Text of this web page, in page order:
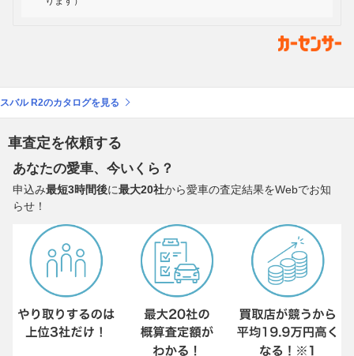
スバル R2のカタログを見る
車査定を依頼する
あなたの愛車、今いくら？
申込み最短3時間後に最大20社から愛車の査定結果をWebでお知
らせ！